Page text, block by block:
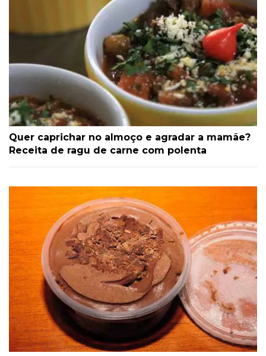
Quer caprichar no almoço e agradar a mamãe?
Receita de ragu de carne com polenta